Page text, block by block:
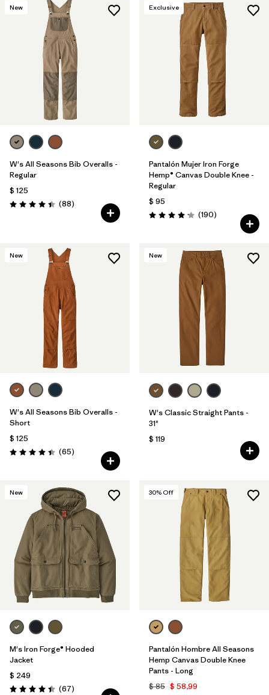
New
W's All Seasons Bib Overalls -
Regular
$ 125
Valoración: 4.4 / 5
(88Comentarios
)
Exclusive
Pantalón Mujer Iron Forge
Hemp® Canvas Double Knee -
Regular
$ 95
Valoración: 4.2 / 5
(190Comentarios
)
New
W's All Seasons Bib Overalls -
Short
$ 125
Valoración: 4.4 / 5
(65Comentarios
)
New
W's Classic Straight Pants -
31"
$ 119
New
M's Iron Forge® Hooded
Jacket
$ 249
(67Comentarios
)
30% Off
Pantalón Hombre All Seasons
Hemp Canvas Double Knee
Pants - Long
$ 85 $ 58,99